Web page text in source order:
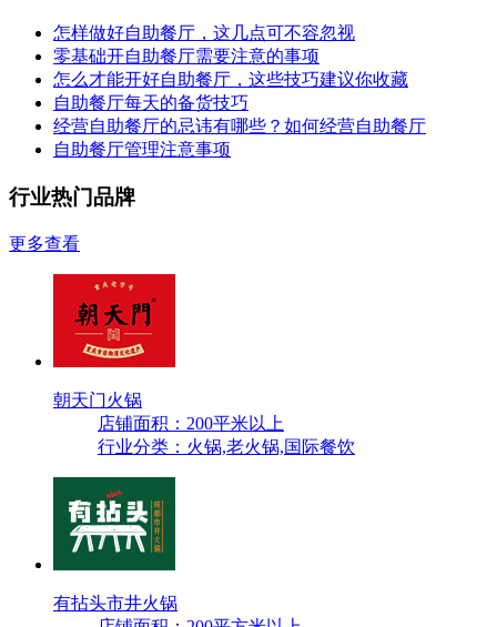
怎样做好自助餐厅，这几点可不容忽视
零基础开自助餐厅需要注意的事项
怎么才能开好自助餐厅，这些技巧建议你收藏
自助餐厅每天的备货技巧
经营自助餐厅的忌讳有哪些？如何经营自助餐厅
自助餐厅管理注意事项
行业热门品牌
更多查看
朝天门火锅
店铺面积：200平米以上
行业分类：火锅,老火锅,国际餐饮
有拈头市井火锅